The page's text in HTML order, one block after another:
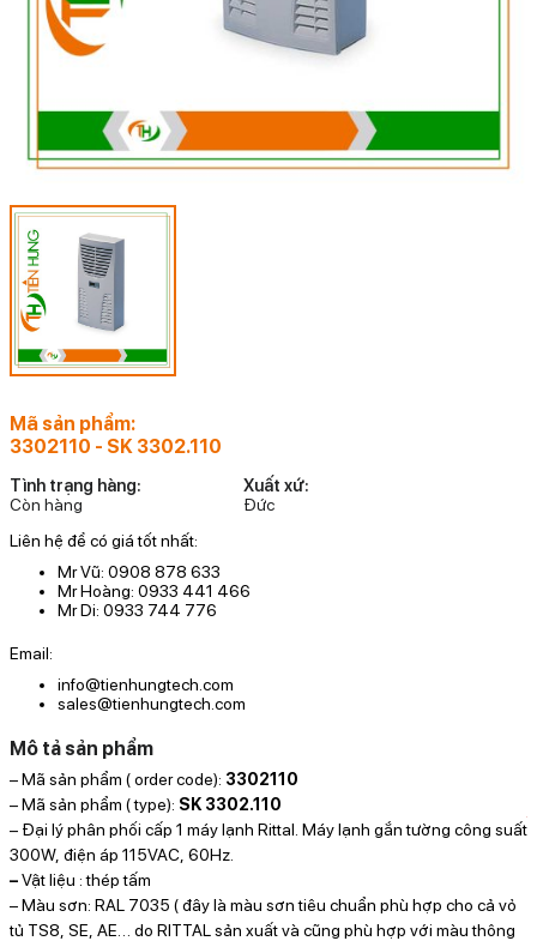
Mã sản phẩm:
3302110 - SK 3302.110
Tình trạng hàng:
Còn hàng
Xuất xứ:
Đức
Liên hệ để có giá tốt nhất:
Mr Vũ: 0908 878 633
Mr Hoàng: 0933 441 466
Mr Di: 0933 744 776
Email:
info@tienhungtech.com
sales@tienhungtech.com
Mô tả sản phẩm
– Mã sản phẩm ( order code): 3302110
– Mã sản phẩm ( type): SK 3302.110
– Đại lý phân phối cấp 1 máy lạnh Rittal. Máy lạnh gắn tường công suất
300W, điện áp 115VAC, 60Hz.
–Vật liệu : thép tấm
– Màu sơn: RAL 7035 ( đây là màu sơn tiêu chuẩn phù hợp cho cả vỏ
tủ TS8, SE, AE… do RITTAL sản xuất và cũng phù hợp với màu thông